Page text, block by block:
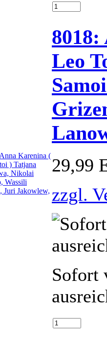
Leo
29,99
zzgl.
Sofort